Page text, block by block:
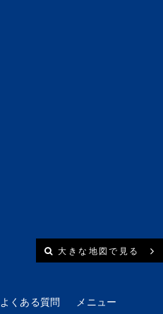
大きな地図で見る
よくある質問 メニュー